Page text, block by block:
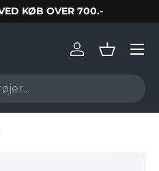
KØB OVER 700.-
Log inBasket